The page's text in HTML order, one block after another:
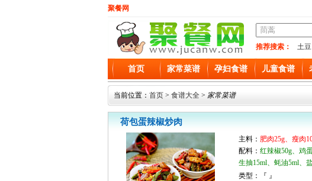
聚餐网
推荐搜索： 土豆
首页 家常菜谱 孕妇食谱 儿童食谱
当前位置： 首页 > 食谱大全 > 家常菜谱
荷包蛋辣椒炒肉
主料： 肥肉25g、瘦肉
配料： 红辣椒50g、鸡
生抽15ml、蚝油5ml、
类型：『 』